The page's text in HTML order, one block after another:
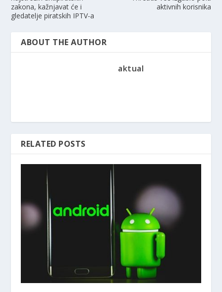
zakona, kažnjavat će i
gledatelje piratskih IPTV-a
aktivnih korisnika
ABOUT THE AUTHOR
aktual
RELATED POSTS